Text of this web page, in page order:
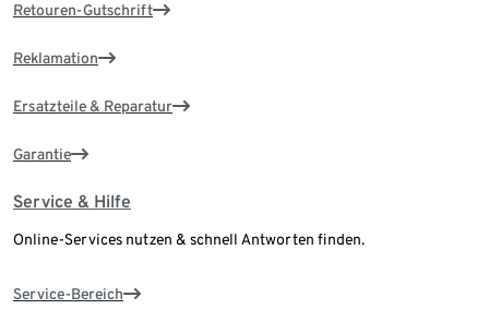
Retouren-Gutschrift
Reklamation
Ersatzteile & Reparatur
Garantie
Service & Hilfe
Online-Services nutzen & schnell Antworten finden.
Service-Bereich